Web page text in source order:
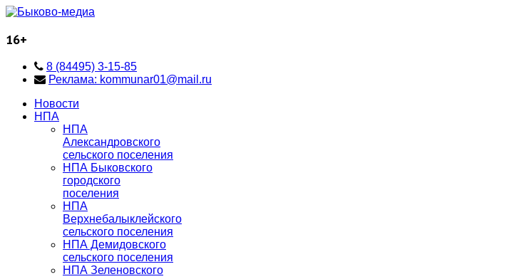
16+
8 (84495) 3-15-85
Реклама: kommunar01@mail.ru
Новости
НПА
НПА
Александровского
сельского поселения
НПА Быковского
городского
поселения
НПА
Верхнебалыклейского
сельского поселения
НПА Демидовского
сельского поселения
НПА Зеленовского